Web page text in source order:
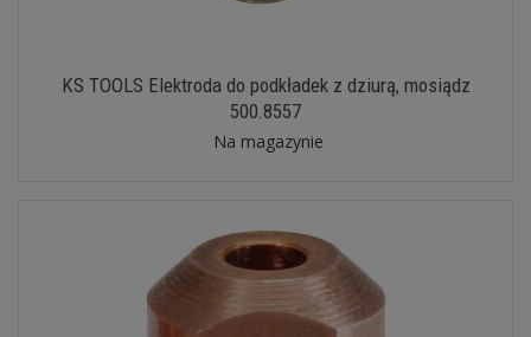
KS TOOLS Elektroda do podkładek z dziurą, mosiądz
500.8557
Na magazynie